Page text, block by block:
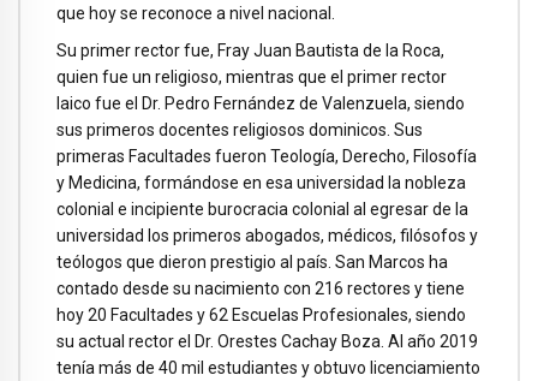
que hoy se reconoce a nivel nacional.
Su primer rector fue, Fray Juan Bautista de la Roca,
quien fue un religioso, mientras que el primer rector
laico fue el Dr. Pedro Fernández de Valenzuela, siendo
sus primeros docentes religiosos dominicos. Sus
primeras Facultades fueron Teología, Derecho, Filosofía
y Medicina, formándose en esa universidad la nobleza
colonial e incipiente burocracia colonial al egresar de la
universidad los primeros abogados, médicos, filósofos y
teólogos que dieron prestigio al país. San Marcos ha
contado desde su nacimiento con 216 rectores y tiene
hoy 20 Facultades y 62 Escuelas Profesionales, siendo
su actual rector el Dr. Orestes Cachay Boza. Al año 2019
tenía más de 40 mil estudiantes y obtuvo licenciamiento